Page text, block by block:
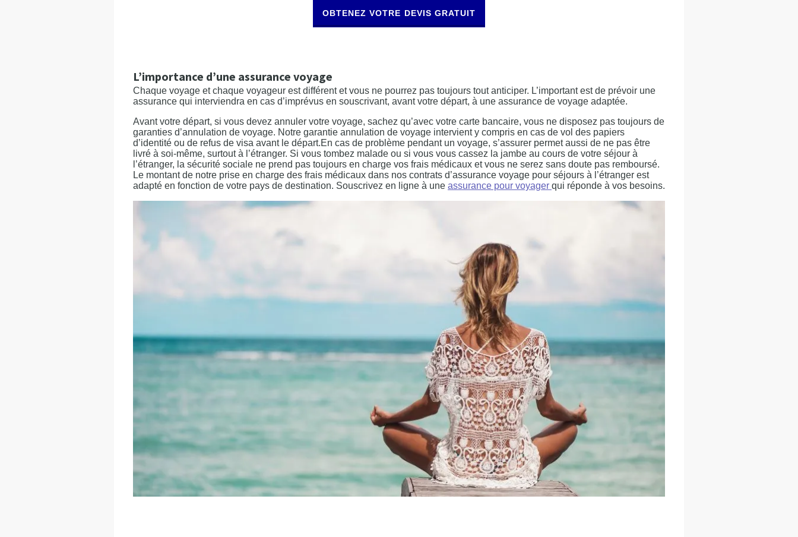
OBTENEZ VOTRE DEVIS GRATUIT
L’importance d’une assurance voyage
Chaque voyage et chaque voyageur est différent et vous ne pourrez pas toujours tout anticiper. L’important est de prévoir une
assurance qui interviendra en cas d’imprévus en souscrivant, avant votre départ, à une assurance de voyage adaptée.
Avant votre départ, si vous devez annuler votre voyage, sachez qu’avec votre carte bancaire, vous ne disposez pas toujours de
garanties d’annulation de voyage. Notre garantie annulation de voyage intervient y compris en cas de vol des papiers
d’identité ou de refus de visa avant le départ.En cas de problème pendant un voyage, s’assurer permet aussi de ne pas être
livré à soi-même, surtout à l’étranger. Si vous tombez malade ou si vous vous cassez la jambe au cours de votre séjour à
l’étranger, la sécurité sociale ne prend pas toujours en charge vos frais médicaux et vous ne serez sans doute pas remboursé.
Le montant de notre prise en charge des frais médicaux dans nos contrats d’assurance voyage pour séjours à l’étranger est
adapté en fonction de votre pays de destination. Souscrivez en ligne à une assurance pour voyager qui réponde à vos besoins.